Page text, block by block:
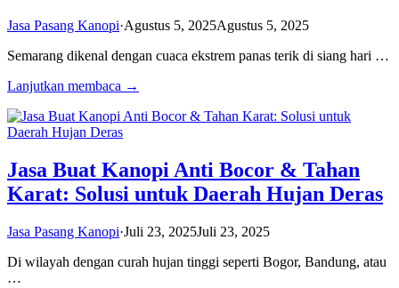
Jasa Pasang Kanopi·Agustus 5, 2025Agustus 5, 2025
Semarang dikenal dengan cuaca ekstrem panas terik di siang hari …
Lanjutkan membaca →
Jasa Buat Kanopi Anti Bocor & Tahan
Karat: Solusi untuk Daerah Hujan Deras
Jasa Pasang Kanopi·Juli 23, 2025Juli 23, 2025
Di wilayah dengan curah hujan tinggi seperti Bogor, Bandung, atau
…